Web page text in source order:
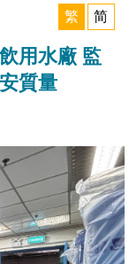
繁
简
用水廠 監
質量